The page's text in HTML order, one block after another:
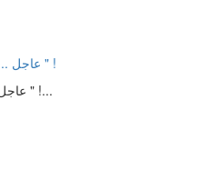
عاجل ..جماعة الحوثي تتجاوز الخطوط الحمراء وتتوعد باجتياح الحدود السعودية والزحف الى " الرياض " !...